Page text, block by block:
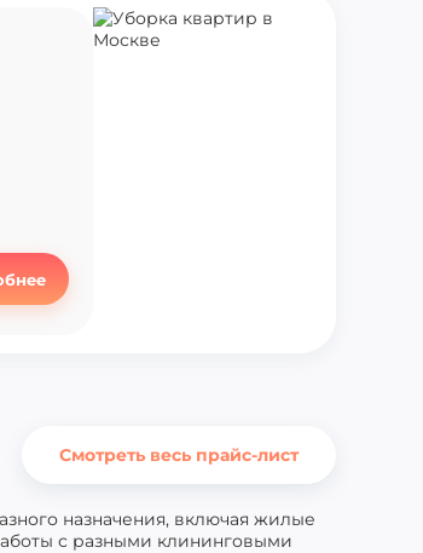
Смотреть весь прайс-лист
назначения, включая жилые
с разными клининговыми